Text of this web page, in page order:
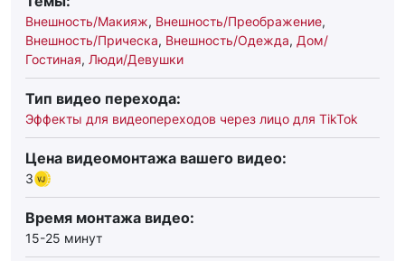
Внешность/Макияж, Внешность/Преображение,
Внешность/Прическа, Внешность/Одежда, Дом/
Гостиная, Люди/Девушки
Тип видео перехода:
Эффекты для видеопереходов через лицо для TikTok
Цена видеомонтажа вашего видео:
3
Время монтажа видео:
15-25 минут